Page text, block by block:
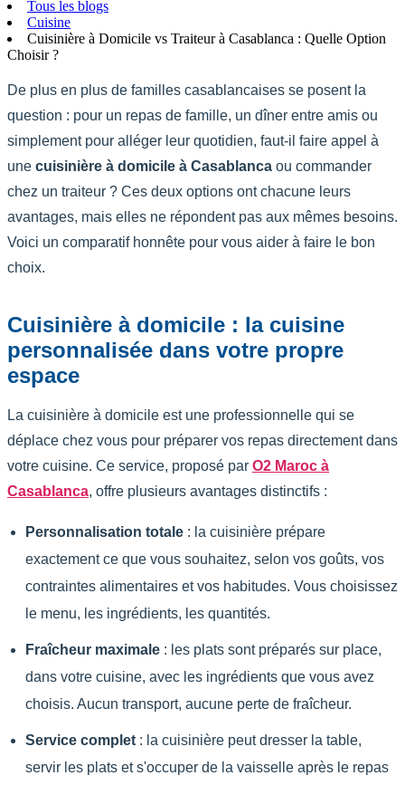
Tous les blogs
Cuisine
Cuisinière à Domicile vs Traiteur à Casablanca : Quelle Option
Choisir ?
De plus en plus de familles casablancaises se posent la
question : pour un repas de famille, un dîner entre amis ou
simplement pour alléger leur quotidien, faut-il faire appel à
une cuisinière à domicile à Casablanca ou commander
chez un traiteur ? Ces deux options ont chacune leurs
avantages, mais elles ne répondent pas aux mêmes besoins.
Voici un comparatif honnête pour vous aider à faire le bon
choix.
Cuisinière à domicile : la cuisine
personnalisée dans votre propre
espace
La cuisinière à domicile est une professionnelle qui se
déplace chez vous pour préparer vos repas directement dans
votre cuisine. Ce service, proposé par O2 Maroc à
Casablanca, offre plusieurs avantages distinctifs :
Personnalisation totale : la cuisinière prépare
exactement ce que vous souhaitez, selon vos goûts, vos
contraintes alimentaires et vos habitudes. Vous choisissez
le menu, les ingrédients, les quantités.
Fraîcheur maximale : les plats sont préparés sur place,
dans votre cuisine, avec les ingrédients que vous avez
choisis. Aucun transport, aucune perte de fraîcheur.
Service complet : la cuisinière peut dresser la table,
servir les plats et s'occuper de la vaisselle après le repas